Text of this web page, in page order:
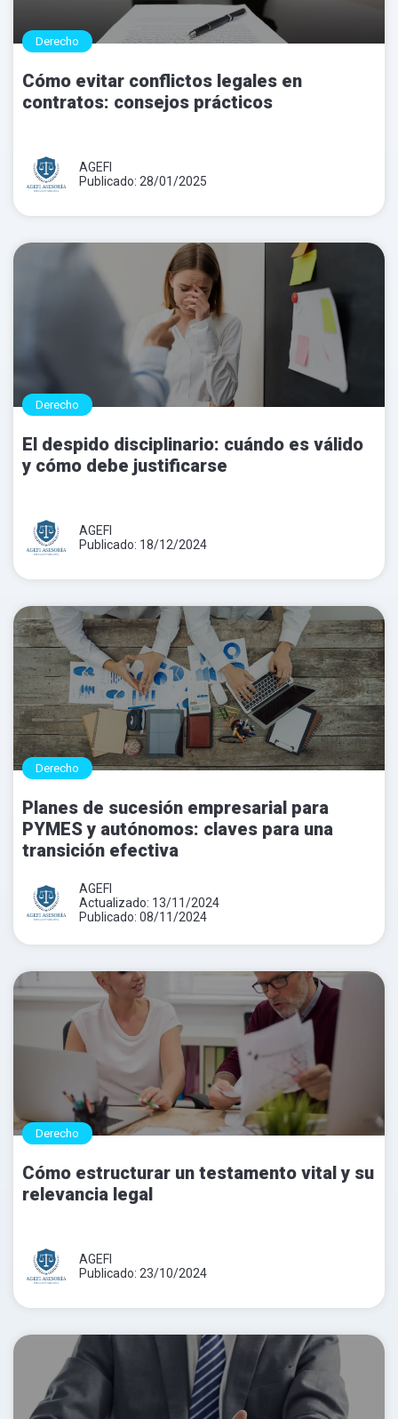
Derecho
Cómo evitar conflictos legales en
contratos: consejos prácticos
AGEFI
Publicado: 28/01/2025
Derecho
El despido disciplinario: cuándo es válido
y cómo debe justificarse
AGEFI
Publicado: 18/12/2024
Derecho
Planes de sucesión empresarial para
PYMES y autónomos: claves para una
transición efectiva
AGEFI
Actualizado: 13/11/2024
Publicado: 08/11/2024
Derecho
Cómo estructurar un testamento vital y su
relevancia legal
AGEFI
Publicado: 23/10/2024